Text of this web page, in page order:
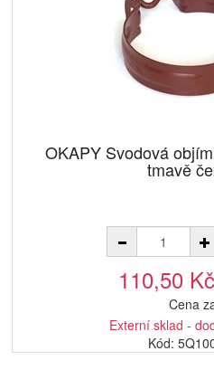
OKAPY Svodová
tmavě
110,50
Cena
Externí sklad -
Kód: